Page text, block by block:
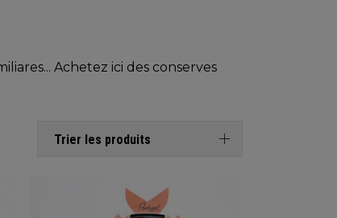
Achetez ici des conserves
Trier les produits